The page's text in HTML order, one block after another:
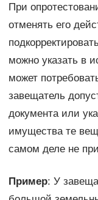
При
отменять его
можно указать в
может
завещатель
документа или
имущества те
самом деле не
Пример: У